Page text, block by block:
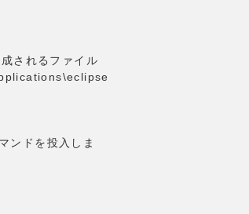
されるファイル
ンドを投入しま